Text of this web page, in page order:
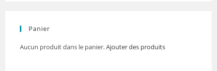
Panier
Aucun produit dans le panier.Ajouter des produits